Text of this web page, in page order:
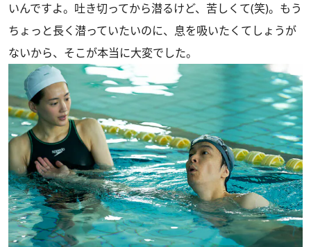
いんですよ。吐き切ってから潜るけど、苦しくて(笑)。もう
ちょっと長く潜っていたいのに、息を吸いたくてしょうが
ないから、そこが本当に大変でした。